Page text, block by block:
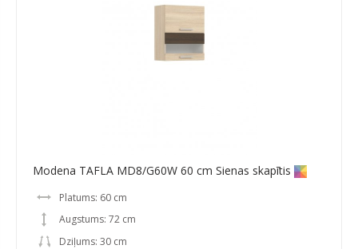
Modena TAFLA MD8/G60W 60 cm Sienas skapītis
Platums: 60 cm
Augstums: 72 cm
Dziļums: 30 cm